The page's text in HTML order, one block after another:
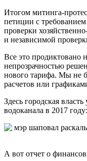
Итогом митинга-
петиции с
проверки
и независимой
Все это продиктовано
непрозрачностью
нового тарифа. Мы не
расчетов или
Здесь городская
водоканала в 2017 году:
А вот отчет о